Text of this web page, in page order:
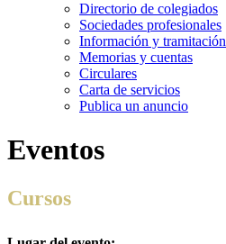
Directorio de colegiados
Sociedades profesionales
Información y tramitación
Memorias y cuentas
Circulares
Carta de servicios
Publica un anuncio
Eventos
Cursos